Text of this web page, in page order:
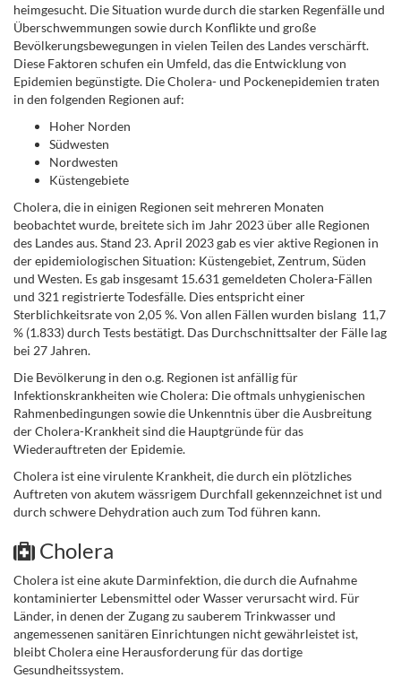
heimgesucht. Die Situation wurde durch die starken Regenfälle und
Überschwemmungen sowie durch Konflikte und große
Bevölkerungsbewegungen in vielen Teilen des Landes verschärft.
Diese Faktoren schufen ein Umfeld, das die Entwicklung von
Epidemien begünstigte. Die Cholera- und Pockenepidemien traten
in den folgenden Regionen auf:
Hoher Norden
Südwesten
Nordwesten
Küstengebiete
Cholera, die in einigen Regionen seit mehreren Monaten
beobachtet wurde, breitete sich im Jahr 2023 über alle Regionen
des Landes aus. Stand 23. April 2023 gab es vier aktive Regionen in
der epidemiologischen Situation: Küstengebiet, Zentrum, Süden
und Westen. Es gab insgesamt 15.631 gemeldeten Cholera-Fällen
und 321 registrierte Todesfälle. Dies entspricht einer
Sterblichkeitsrate von 2,05 %. Von allen Fällen wurden bislang 11,7
% (1.833) durch Tests bestätigt. Das Durchschnittsalter der Fälle lag
bei 27 Jahren.
Die Bevölkerung in den o.g. Regionen ist anfällig für
Infektionskrankheiten wie Cholera: Die oftmals unhygienischen
Rahmenbedingungen sowie die Unkenntnis über die Ausbreitung
der Cholera-Krankheit sind die Hauptgründe für das
Wiederauftreten der Epidemie.
Cholera ist eine virulente Krankheit, die durch ein plötzliches
Auftreten von akutem wässrigem Durchfall gekennzeichnet ist und
durch schwere Dehydration auch zum Tod führen kann.
Cholera
Cholera ist eine akute Darminfektion, die durch die Aufnahme
kontaminierter Lebensmittel oder Wasser verursacht wird. Für
Länder, in denen der Zugang zu sauberem Trinkwasser und
angemessenen sanitären Einrichtungen nicht gewährleistet ist,
bleibt Cholera eine Herausforderung für das dortige
Gesundheitssystem.